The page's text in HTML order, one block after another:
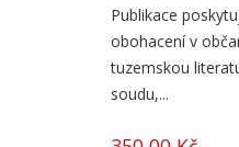
Publikace
obohacení v
tuzemskou
soudu,...